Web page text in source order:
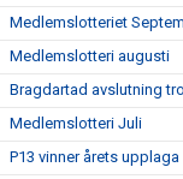
Medlemslotteriet
Medlemslotteri augusti
Bragdartad avslutning
Medlemslotteri Juli
P13 vinner årets